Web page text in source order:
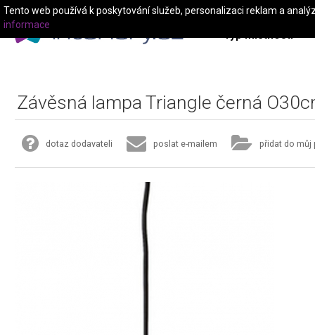
Typ místnosti
Závěsná lampa Triangle černá
dotaz dodavateli poslat e-mailem přidat do můj
Tento web používá k poskytování služeb, personalizaci reklam a
informace